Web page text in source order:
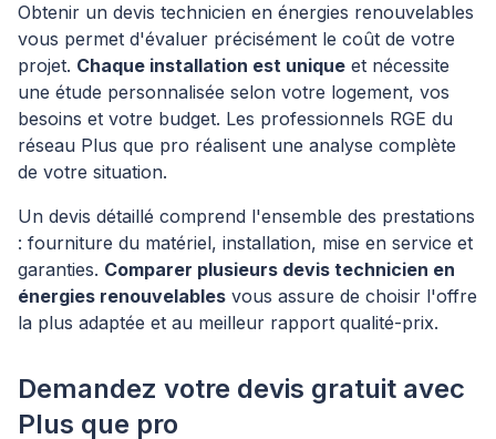
Obtenir un devis technicien en énergies renouvelables
vous permet d'évaluer précisément le coût de votre
projet. Chaque installation est unique et nécessite
une étude personnalisée selon votre logement, vos
besoins et votre budget. Les professionnels RGE du
réseau Plus que pro réalisent une analyse complète
de votre situation.
Un devis détaillé comprend l'ensemble des prestations
: fourniture du matériel, installation, mise en service et
garanties. Comparer plusieurs devis technicien en
énergies renouvelables vous assure de choisir l'offre
la plus adaptée et au meilleur rapport qualité-prix.
Demandez votre devis gratuit avec
Plus que pro